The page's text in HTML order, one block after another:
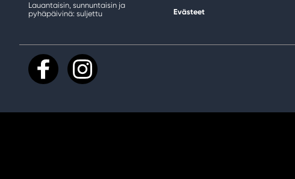
Lauantaisin, sunnuntaisin ja
pyhäpäivinä: suljettu
Evästeet